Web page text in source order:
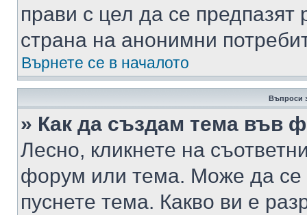
прави с цел да се предпазят
страна на анонимни
Върнете се в началото
Въпроси
» Как да създам тема във
Лесно, кликнете на
форум или тема. Може да се
пуснете тема. Какво ви е